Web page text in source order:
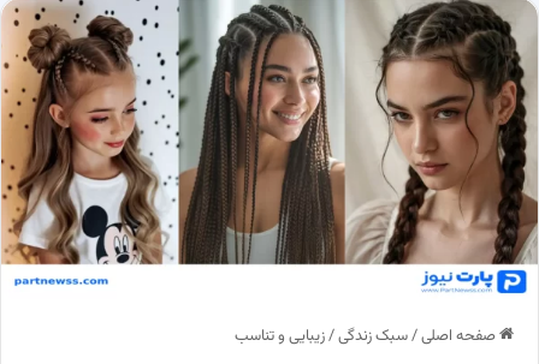
صفحه اصلی/سبک زندگی/زیبایی و تناسب